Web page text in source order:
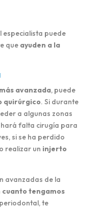
especialista puede
que ayuden a la
avanzada, puede
quirúrgico. Si durante
a algunas zonas
falta cirugía para
si se ha perdido
realizar un injerto
avanzadas de la
tengamos
te